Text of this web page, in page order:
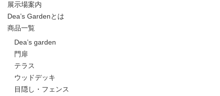
展示場案内
Dea’s Gardenとは
商品一覧
Dea’s garden
門扉
テラス
ウッドデッキ
目隠し・フェンス